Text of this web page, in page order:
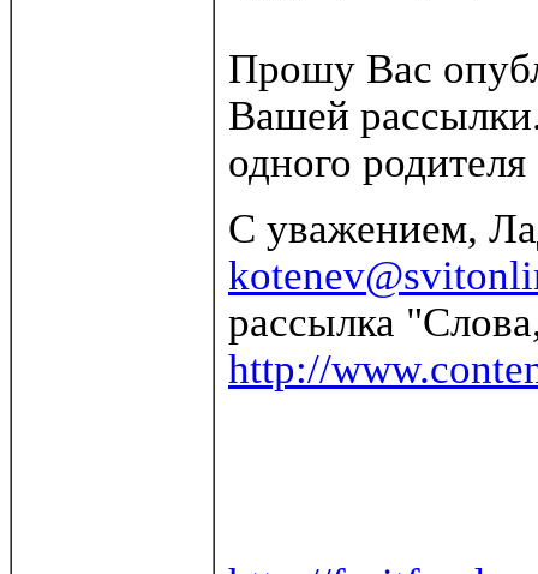
Прошу Вас
Вашей
одного
С уважением,
рассылка
http://